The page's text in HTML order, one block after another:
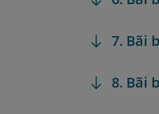
7. Bãi
8. Bãi